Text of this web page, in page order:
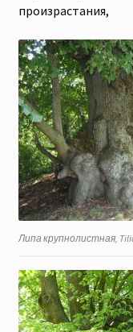
произрастания,
Липа крупнолистная,